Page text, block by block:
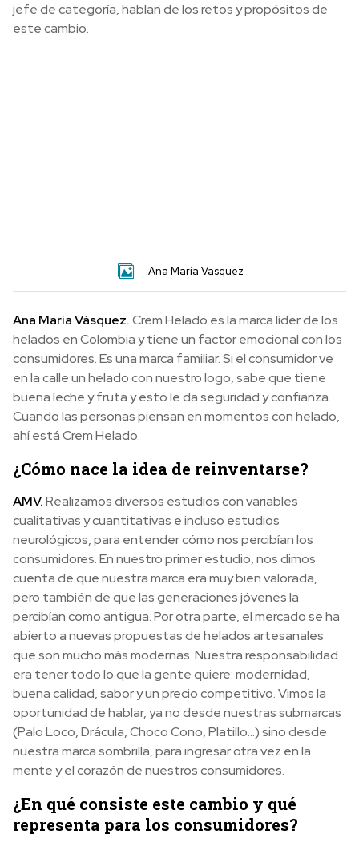
jefe de categoría, hablan de los retos y propósitos de
este cambio.
Ana María Vasquez
Ana María Vásquez.Crem Helado es la marca líder de los
helados en Colombia y tiene un factor emocional con los
consumidores. Es una marca familiar. Si el consumidor ve
en la calle un helado con nuestro logo, sabe que tiene
buena leche y fruta y esto le da seguridad y confianza.
Cuando las personas piensan en momentos con helado,
ahí está Crem Helado.
¿Cómo nace la idea de reinventarse?
AMV.Realizamos diversos estudios con variables
cualitativas y cuantitativas e incluso estudios
neurológicos, para entender cómo nos percibían los
consumidores. En nuestro primer estudio, nos dimos
cuenta de que nuestra marca era muy bien valorada,
pero también de que las generaciones jóvenes la
percibían como antigua. Por otra parte, el mercado se ha
abierto a nuevas propuestas de helados artesanales
que son mucho más modernas. Nuestra responsabilidad
era tener todo lo que la gente quiere: modernidad,
buena calidad, sabor y un precio competitivo. Vimos la
oportunidad de hablar, ya no desde nuestras submarcas
(Palo Loco, Drácula, Choco Cono, Platillo…) sino desde
nuestra marca sombrilla, para ingresar otra vez en la
mente y el corazón de nuestros consumidores.
¿En qué consiste este cambio y qué
representa para los consumidores?